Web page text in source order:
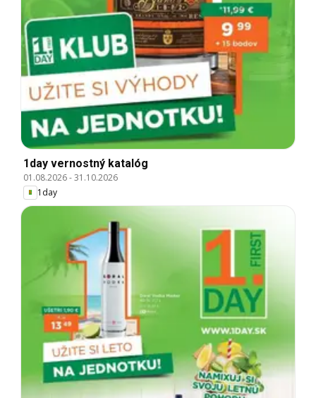
1day vernostný katalóg
01.08.2026-31.10.2026
1day